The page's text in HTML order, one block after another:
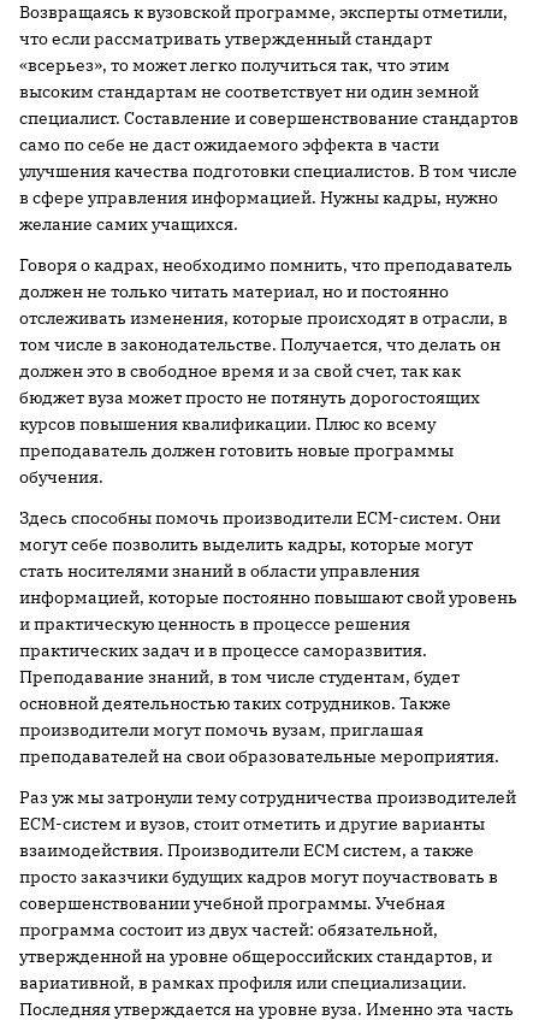
Возвращаясь к вузовской программе, эксперты отметили,
что если рассматривать утвержденный стандарт
«всерьез», то может легко получиться так, что этим
высоким стандартам не соответствует ни один земной
специалист. Составление и совершенствование стандартов
само по себе не даст ожидаемого эффекта в части
улучшения качества подготовки специалистов. В том числе
в сфере управления информацией. Нужны кадры, нужно
желание самих учащихся.
Говоря о кадрах, необходимо помнить, что преподаватель
должен не только читать материал, но и постоянно
отслеживать изменения, которые происходят в отрасли, в
том числе в законодательстве. Получается, что делать он
должен это в свободное время и за свой счет, так как
бюджет вуза может просто не потянуть дорогостоящих
курсов повышения квалификации. Плюс ко всему
преподаватель должен готовить новые программы
обучения.
Здесь способны помочь производители ECM-систем. Они
могут себе позволить выделить кадры, которые могут
стать носителями знаний в области управления
информацией, которые постоянно повышают свой уровень
и практическую ценность в процессе решения
практических задач и в процессе саморазвития.
Преподавание знаний, в том числе студентам, будет
основной деятельностью таких сотрудников. Также
производители могут помочь вузам, приглашая
преподавателей на свои образовательные мероприятия.
Раз уж мы затронули тему сотрудничества производителей
ECM-систем и вузов, стоит отметить и другие варианты
взаимодействия. Производители ECM систем, а также
просто заказчики будущих кадров могут поучаствовать в
совершенствовании учебной программы. Учебная
программа состоит из двух частей: обязательной,
утвержденной на уровне общероссийских стандартов, и
вариативной, в рамках профиля или специализации.
Последняя утверждается на уровне вуза. Именно эта часть